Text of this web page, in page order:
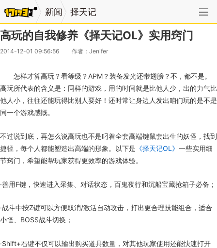
新闻 择天记
高玩的自我修养《择天记OL》实用窍门
2014-12-01 09:56:56 作者：Jenifer
怎样才算高玩？看等级？APM？装备发光还带翅膀？不，都不是。
高玩所代表的含义是：同样的游戏，用的时间就是比他人少，出的力气比
他人小，往往还能玩得比别人要好！还时常让身边人发出咱们玩的是不是
同一个游戏感慨。
不过说到底，再怎么说高玩也不是叼着全套高端键鼠套出生的妖怪，找到
捷径，每个人都能塑造出高端的形象。以下是 《择天记OL》 一些实用细
节窍门，希望能帮玩家获得更效率的游戏体验。
·善用F键，快速进入采集、对话状态，百鬼夜行和沉船宝藏抢箱子必备；
·战斗中按Z键可以方便取消/激活自动攻击，打出更合理技能组合，适合
小怪、BOSS战斗切换；
·Shift+右键不仅可以输出购买道具数量，对其他玩家使用还能快速打开